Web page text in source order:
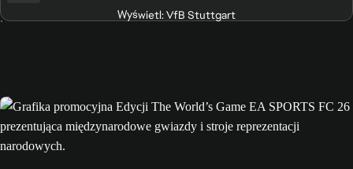
Wyświetl: VfB Stuttgart